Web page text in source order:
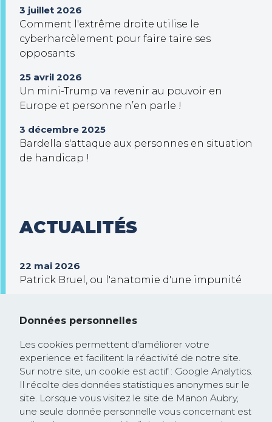
3 juillet 2026
Comment l'extrême droite utilise le
cyberharcèlement pour faire taire ses
opposants
25 avril 2026
Un mini-Trump va revenir au pouvoir en
Europe et personne n’en parle !
3 décembre 2025
Bardella s'attaque aux personnes en situation
de handicap !
ACTUALITÉS
22 mai 2026
Patrick Bruel, ou l'anatomie d'une impunité
Trump veut prendre le contrôle de Gaza !
26 février 2025
Communiqué de presse : la Commission
européenne rejoint la course à la
dérégulation lancée par les Etats-Unis et
saccage les textes protégeant les droits
humains et l’environnement
Données personnelles
Les cookies permettent d'améliorer votre
experience et facilitent la réactivité de notre site.
Sur notre site, un cookie est actif : Google Analytics.
Il récolte des données statistiques anonymes sur le
site. Lorsque vous visitez le site de Manon Aubry,
une seule donnée personnelle vous concernant est